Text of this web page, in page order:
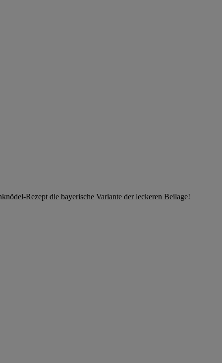
Rezept die bayerische Variante der leckeren Beilage!